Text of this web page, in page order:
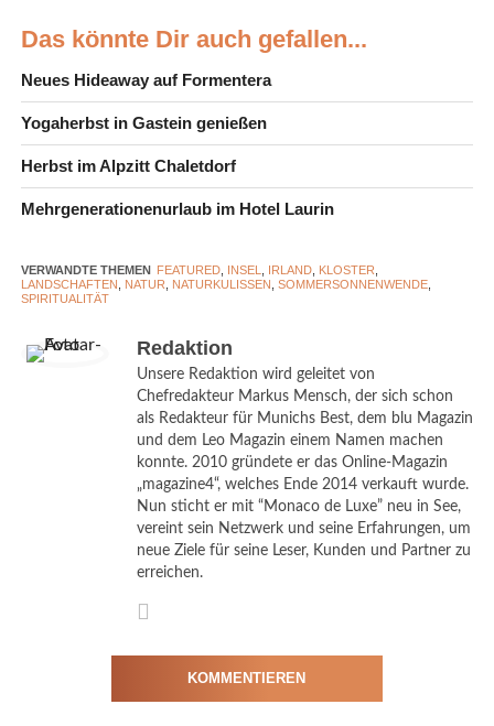
Gerade im Sommer lassen sich diese besonderen Orte intensiv
erleben. Dank der langen Tage, an denen die Sonne oft erst
gegen 22.30 Uhr untergeht, bleibt viel Zeit, die beeindruckenden
oder am Abend unterwegs ist, erlebt viele dieser Kraftorte fast
ohne Besucher und kann ihre besondere Atmosphäre besonders
intensiv wahrnehmen.
Geschichte
Tourism Ireland_Sunrise at Newgrange, Co Meath
©Tourism Ireland
Kilometer
bedeutendsten archäologischen Landschaften Europas.
Herzstück des UNESCO-Welterbes ist das über 5.000 Jahre alte
Das könnte Dir auch gefallen...
Neues Hideaway auf Formentera
Yogaherbst in Gastein genießen
Herbst im Alpzitt Chaletdorf
Mehrgenerationenurlaub im Hotel Laurin
VERWANDTE THEMEN FEATURED, INSEL IRLAND, KLOSTER
LANDSCHAFTEN
NATUR NATURKULISSEN SOMMERSONNENWENDE,
SPIRITUALITÄT
Redaktion
Unsere Redaktion wird geleitet von
Chefredakteur Markus Mensch, der sich schon
als Redakteur für Munichs Best, dem blu Magazin
und dem Leo Magazin einem Namen machen
konnte. 2010 gründete er das Online-Magazin
„magazine4“, welches Ende 2014 verkauft wurde.
Nun sticht er mit “Monaco de Luxe” neu in See,
vereint sein Netzwerk und seine Erfahrungen, um
neue Ziele für seine Leser, Kunden und Partner zu
erreichen.
KOMMENTIEREN